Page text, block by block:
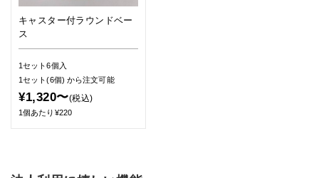
キャスター付ラウンドベー
ス
1セット6個入
1セット(6個) から注文可能
¥1,320〜(税込)
1個あたり¥220